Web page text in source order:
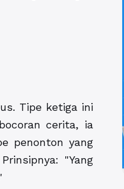
Tipe ketiga ini
cerita, ia
penonton yang
"Yang